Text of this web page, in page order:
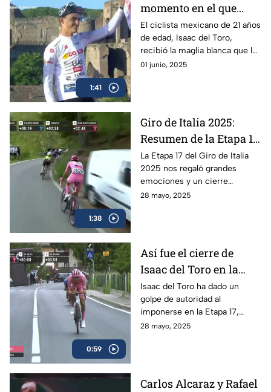
1:41
momento en el que
Isaac del Toro recibe la
Maglia Blanca en el
Giro de Italia 2025
El ciclista mexicano de 21 años
de edad, Isaac del Toro,
recibió la maglia blanca que lo
acredita como el mejor menor
01 junio, 2025
1:38
Giro de Italia 2025:
Resumen de la Etapa 17
y el triunfo de Isaac del
Toro
La Etapa 17 del Giro de Italia
2025 nos regaló grandes
emociones y un cierre
espectacular, en donde el líder
28 mayo, 2025
0:59
Así fue el cierre de
Isaac del Toro en la
Etapa 17 del Giro de
Italia
Isaac del Toro ha dado un
golpe de autoridad al
imponerse en la Etapa 17,
consolidándose como líder de
28 mayo, 2025
Carlos Alcaraz y Rafael